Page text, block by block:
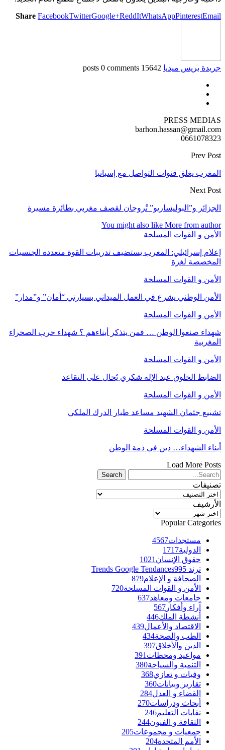
Share FacebookTwitterGoogle+ReddItWhatsAppPinterestEmail
جريدة بريس ميديا 15642 posts
0 comments
PRESS MEDIAS
barhon.hassan@gmail.com
0661078323
Prev Post
المغرب يغلق قنوات التواصل مع إسبانيا
Next Post
الجزائر و”البوليساريو” تُروجان لقصف مغربي بطائرة مسيرة
You might also like More from author
الأمن و القوات المسلحة
إعلام إسرائيلي: المغرب يستضيف تدريبات القوة متعددة الجنسيات
المخصصة لغزة
الأمن و القوات المسلحة
الأمن الوطني يشرع في العمل الميداني بسيارتي “أمان” و”مدار”
الأمن و القوات المسلحة
شهداء صنعوا الوطن … فمن يتذكر أبناءهم ؟ شهداء حرب الصحراء
المغربية
الأمن و القوات المسلحة
الضابط الخلوق عبد الإله شكري يُحال على التقاعد
الأمن و القوات المسلحة
تشييع جثمان الشهيد مساعد طيار الدرك الملكي
الأمن و القوات المسلحة
أبناء الشهداء… دين في ذمة الوطن
Load More Posts
تصنيفات
تصنيفات
الأرشيف
الأرشيف
Popular Categories
مستجدات4567
الدولية1717
حقوق الإنسان 1021
ترند Trends Google Tendances 995
الصحافة و الإعلام879
الأمن و القوات المسلحة720
جامعات ومعاهد637
آراء وأفكار 567
أنشطة الملك446
الاقتصاد والأعمال439
الطب والصحة434
الدين والأخلاق397
مواعيد ومحطات 391
التنمية والسياحة380
وفيات و تعازي368
تقارير وبيانات360
القضاء و العدل284
أبحاث ودراسات270
نقابات التعليم246
الثقافة و الفنون244
جمعيات و مجموعات205
الأمم المتحدة204